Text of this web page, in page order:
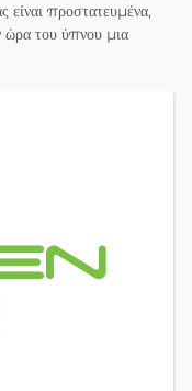
είναι προστατευμένα,
ώρα του ύπνου μια